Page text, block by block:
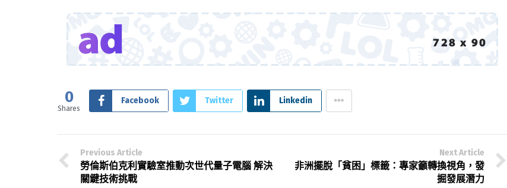
0
Shares
Facebook Twitter Linkedin
Previous Article
勞倫斯伯克利實驗室推動次世代量子電腦 解決
關鍵技術挑戰
Next Article
非洲擺脫「貧困」標籤：專家籲轉換視角，發
掘發展潛力